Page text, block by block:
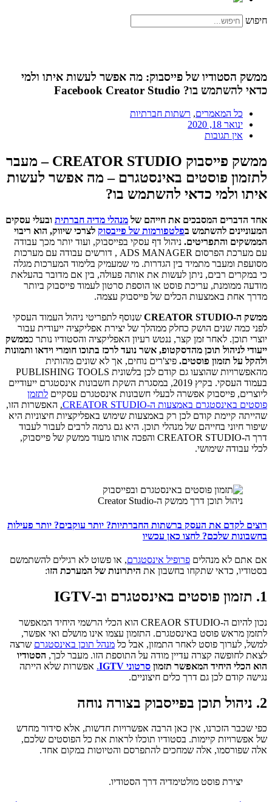
חיפוש
ממשק הסטודיו של פייסבוק: מה אפשר לעשות איתו ולמי
כדאי להשתמש בו? Facebook Creator Studio
כל המאמרים, רשתות חברתיות
ינואר 18, 2020
אין תגובות
ממשק פייסבוק CREATOR STUDIO – מעבר
לתזמון פוסטים באינסטגרם – מה אפשר לעשות
איתו ולמי כדאי להשתמש בו?
אחד הדברים המסבכים את חייהם של מנהלי מדיה חברתית ובעלי עסקים
המעוניינים להשתמש בפלטפורמות של פייבסוק לצרכי שיווק, הוא ריבוי
הממשקים והתפריטים. ניהול דף עסקי בפייסבוק, ועוד יותר מכך עבודה
עם מערכת הפרסום ADS MANAGER , דורשים עבודה עם מערכות
מסועפת ומעבר מתמיד בין הגדרות. מי שמעמיק בלימוד המערכות מגלה
כי במקרים רבים, ניתן לעשות את אותה פעולה, בין אם מדובר בהעלאת
מודעה ממומנת, עריכת פוסט או הוספת סרטון לעמוד פייסבוק ביותר
מדרך אחת באמצעות הכלים של פייסבוק עצמה.
ממשק ה-CREATOR STUDIO
שנוסף לתפריטי ניהול העמוד העסקי
לפני כמה שנים הושק כחלק ממהלך של יצירת אפליקציה ייעודית עבור
יוצרי תוכן. לאחר זמן קצר, ננטש רעיון האפליקציה והסטודיו נותר כממשק
ייעודי לניהול תוכן מהדסקטופ, אשר נועד לרכז בתוכו חומרי וידאו ותמונות
ולהקל על תזמון פוסטים. פיצ'רים נוחים, אך לא שונים מהותית
מהאפשרויות שהוצעו גם קודם לכן בלשונית PUBLISHING TOOLS
בעמוד העסקי. בקיץ 2019, במסגרת השקת חשבונות אינסטגרם ייעודיים
ליוצרים, פייסבוק אפשרה לבעלי חשבונות אינסטגרם עסקיים לתזמן
פוסטים באינסטגרם באמצעות ה-CREATOR STUDIO
. האפשרות הזו,
שהייתה קיימת קודם לכן רק באמצעות שימוש באפליקציות חיצוניות היא
שיפור חיוני בחייהם של מנהלי תוכן. היא גם גרמה לרבים לעבור לעבוד
דרך ה-CREATOR STUDIO והפכה אותו מעוד ממשק של פייסבוק,
לכלי עבודה שימושי.
ניהול תוכן דרך ממשק ה-Creator Studio
רוצים לקדם את העסק ברשתות החברתיות? יותר עוקבים? יותר פעילות
בחשבונות שלכם? לחצו כאן עכשיו
אם אתם לא מנהלים פרופיל אינסטגרם, או פשוט לא רגילים להשתמשם
בסטודיו, כדאי שתקחו בחשבון את היתרונות של המערכת הזו:
1. תזמון פוסטים באינסטגרם וב-IGTV
נכון להיום ה-CREAOR STUDIO הוא הכלי הרשמי היחיד המאפשר
לתזמן מראש פוסט באינסטגרם. התזמון עצמו אינו מושלם ואי אפשר,
למשל, לערוך פוסט לאחר התמזון, אבל כל מנהל תוכן באינסטגרם שרצה
לצאת לחופשה קצרה עדיין מודה על התוספת הזו. מעבר לכך, הסטודיו
הוא הכלי היחיד המאפשר תזמון סרטוני IGTV . אפשרות שלא הייתה
נגישה קודם לכן גם דרך כלים חיצוניים.
2. ניהול תוכן בפייסבוק בצורה נוחה
כפי שכבר הזכרנו, אין כאן הרבה אפשרויות חדשות, אלא סידור מחדש
של אפשרויות קיימות. בסטודיו תוכלו לראות את כל הפוסטים שלכם,
אלה שפורסמו, אלה שמחכים להתפרסם והטיוטות במקום אחד.
יצירת פוסט מולטימדיה דרך הסטודיו.